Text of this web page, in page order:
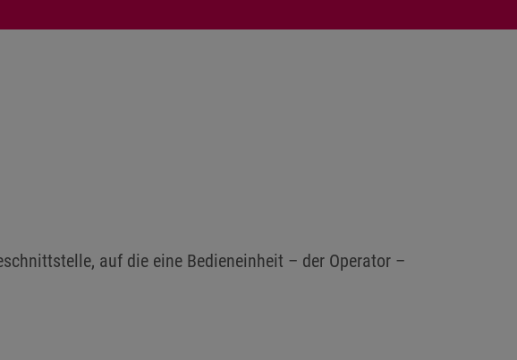
auf die eine Bedieneinheit – der Operator –